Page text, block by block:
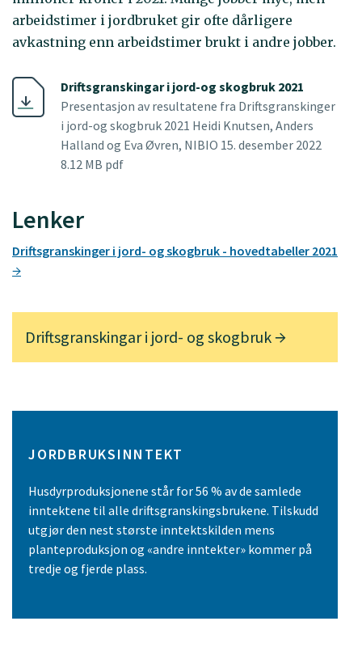
arbeidstimer i jordbruket gir ofte dårligere
avkastning enn arbeidstimer brukt i andre jobber.
Driftsgranskingar i jord-og skogbruk 2021
Presentasjon av resultatene fra Driftsgranskinger
i jord-og skogbruk 2021 Heidi Knutsen, Anders
Halland og Eva Øvren, NIBIO 15. desember 2022
8.12 MB pdf
Lenker
Driftsgranskinger i jord- og skogbruk - hovedtabeller 2021
Driftsgranskingar i jord- og skogbruk
JORDBRUKSINNTEKT
Husdyrproduksjonene står for 56 % av de samlede
inntektene til alle driftsgranskingsbrukene. Tilskudd
utgjør den nest største inntektskilden mens
planteproduksjon og «andre inntekter» kommer på
tredje og fjerde plass.